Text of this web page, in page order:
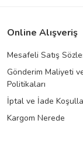
Online Alışveriş
Mesafeli Satış
Gönderim Maliyeti
Politikaları
İptal ve İade
Kargom Nerede